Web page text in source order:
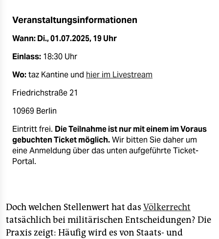
Veranstaltungsinformationen
Wann: Di., 01.07.2025, 19 Uhr
Einlass: 18:30 Uhr
Wo:taz Kantine und hier im Livestream
Friedrichstraße 21
10969 Berlin
Eintritt frei. Die Teilnahme ist nur mit einem im Voraus
gebuchten Ticket möglich.Wir bitten Sie daher um
eine Anmeldung über das unten aufgeführte Ticket-
Portal.
Doch welchen Stellenwert hat das Völkerrecht
tatsächlich bei militärischen Entscheidungen? Die
Praxis zeigt: Häufig wird es von Staats- und